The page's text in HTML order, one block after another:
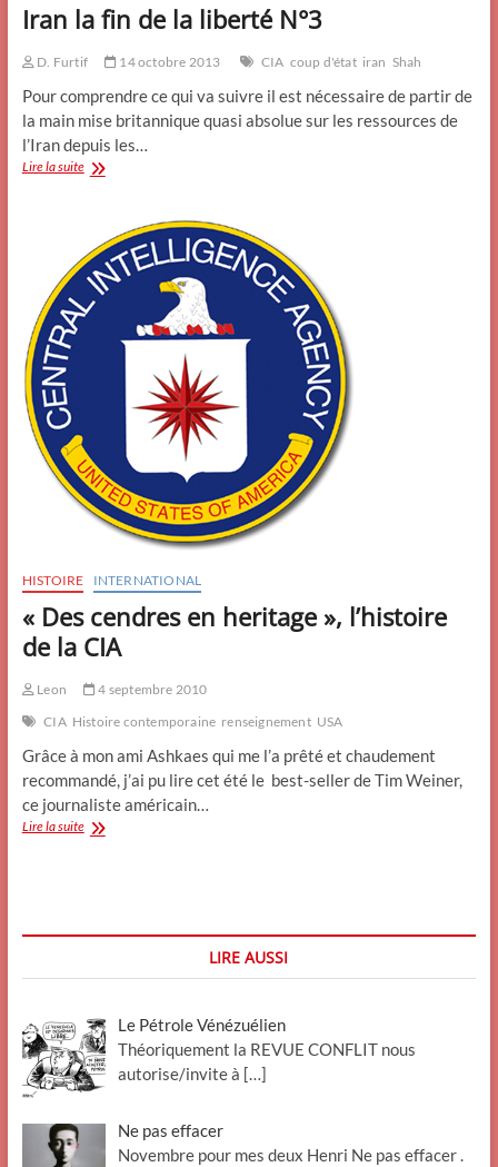
Iran la fin de la liberté N°3
D. Furtif 14 octobre 2013 CIA coup d'état iran Shah
Pour comprendre ce qui va suivre il est nécessaire de partir de
la main mise britannique quasi absolue sur les ressources de
l’Iran depuis les…
Lire la suiteIran
liberté
N°3
HISTOIRE INTERNATIONAL
« Des cendres en heritage », l’histoire
de la CIA
Leon
4 septembre 2010
CIA Histoire contemporaine renseignement USA
Grâce à mon ami Ashkaes qui me l’a prêté et chaudement
recommandé, j’ai pu lire cet été le best-seller de Tim Weiner,
ce journaliste américain…
Lire la suite« Des
LIRE AUSSI
Le Pétrole Vénézuélien
Théoriquement la REVUE CONFLIT nous
autorise/invite à […]
Ne pas effacer
Novembre pour mes deux Henri Ne pas effacer .